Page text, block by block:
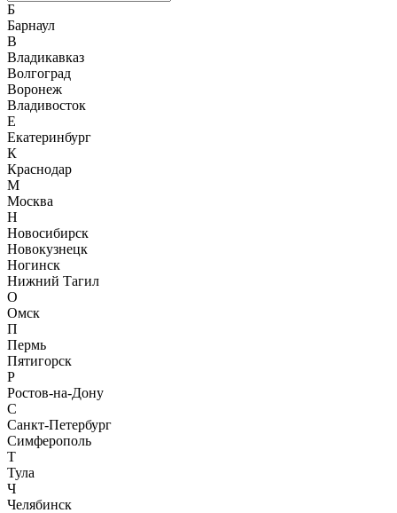
Б
Барнаул
В
Владикавказ
Волгоград
Воронеж
Владивосток
Е
Екатеринбург
К
Краснодар
М
Москва
Н
Новосибирск
Новокузнецк
Ногинск
Нижний Тагил
О
Омск
П
Пермь
Пятигорск
Р
Ростов-на-Дону
С
Санкт-Петербург
Симферополь
Т
Тула
Ч
Челябинск